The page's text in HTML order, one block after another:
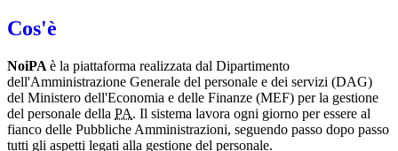
Cos'è
NoiPA è la piattaforma realizzata dal Dipartimento
dell'Amministrazione Generale del personale e dei servizi (DAG)
del Ministero dell'Economia e delle Finanze (MEF) per la gestione
del personale della PA. Il sistema lavora ogni giorno per essere al
fianco delle Pubbliche Amministrazioni, seguendo passo dopo passo
tutti gli aspetti legati alla gestione del personale.